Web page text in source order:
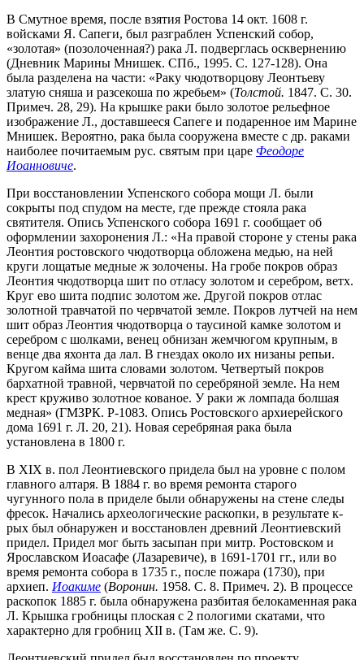
В Смутное время, после взятия Ростова 14 окт. 1608 г.
войсками Я. Сапеги, был разграблен Успенский собор,
«золотая» (позолоченная?) рака Л. подверглась осквернению
(Дневник Марины Мнишек. СПб., 1995. С. 127-128). Она
была разделена на части: «Раку чюдотворцову Леонтьеву
златую сняша и разсекоша по жребьем» (Толстой. 1847. С. 30.
Примеч. 28, 29). На крышке раки было золотое рельефное
изображение Л., доставшееся Сапеге и подаренное им Марине
Мнишек. Вероятно, рака была сооружена вместе с др. раками
наиболее почитаемым рус. святым при царе Феодоре
Иоанновиче.
При восстановлении Успенского собора мощи Л. были
сокрыты под спудом на месте, где прежде стояла рака
святителя. Опись Успенского собора 1691 г. сообщает об
оформлении захоронения Л.: «На правой стороне у стены рака
Леонтия ростовского чюдотворца обложена медью, на ней
круги лощатые медные ж золочены. На гробе покров образ
Леонтия чюдотворца шит по отласу золотом и серебром, ветх.
Круг ево шита подпис золотом же. Другой покров отлас
золотной травчатой по червчатой земле. Покров лутчей на нем
шит образ Леонтия чюдотворца о таусиной камке золотом и
серебром с шолками, венец обнизан жемчюгом крупным, в
венце два яхонта да лал. В гнездах около их низаны репьи.
Кругом кайма шита словами золотом. Четвертый покров
бархатной травной, червчатой по серебряной земле. На нем
крест круживо золотное кованое. У раки ж ломпада болшая
медная» (ГМЗРК. Р-1083. Опись Ростовского архиерейского
дома 1691 г. Л. 20, 21). Новая серебряная рака была
установлена в 1800 г.
В XIX в. пол Леонтиевского придела был на уровне с полом
главного алтаря. В 1884 г. во время ремонта старого
чугунного пола в приделе были обнаружены на стене следы
фресок. Начались археологические раскопки, в результате к-
рых был обнаружен и восстановлен древний Леонтиевский
придел. Придел мог быть засыпан при митр. Ростовском и
Ярославском Иоасафе (Лазаревиче), в 1691-1701 гг., или во
время ремонта собора в 1735 г., после пожара (1730), при
архиеп. Иоакиме (Воронин. 1958. С. 8. Примеч. 2). В процессе
раскопок 1885 г. была обнаружена разбитая белокаменная рака
Л. Крышка гробницы плоская с 2 пологими скатами, что
характерно для гробниц XII в. (Там же. С. 9).